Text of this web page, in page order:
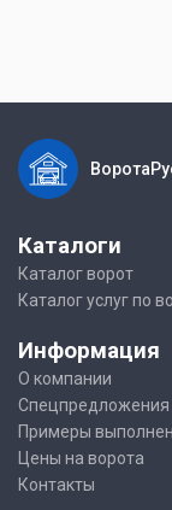
Каталоги
Каталог ворот
Каталог услуг по
Информация
О компании
Спецпредложения
Примеры
Цены на ворота
Контакты